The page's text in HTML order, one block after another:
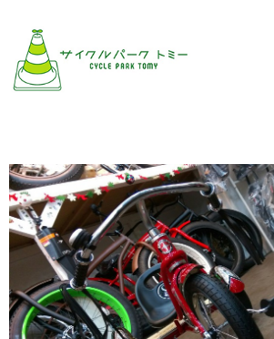
HOME
全商品一覧
店舗情報